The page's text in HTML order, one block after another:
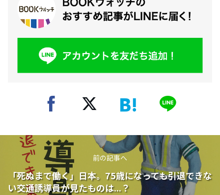
前の記事へ
「死ぬまで働く」日本。75歳になっても引退できな
い交通誘導員が見たものは...？